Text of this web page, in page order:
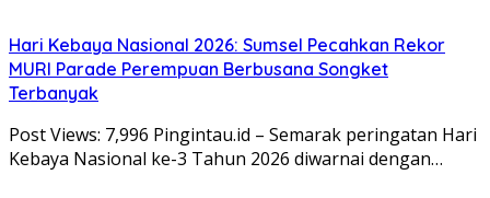
Hari Kebaya Nasional 2026: Sumsel Pecahkan Rekor
MURI Parade Perempuan Berbusana Songket
Terbanyak
Post Views: 7,996 Pingintau.id – Semarak peringatan Hari
Kebaya Nasional ke-3 Tahun 2026 diwarnai dengan…